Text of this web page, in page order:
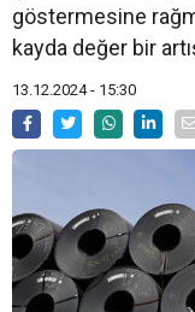
göstermesine
kayda değer bir
13.12.2024 - 15:30